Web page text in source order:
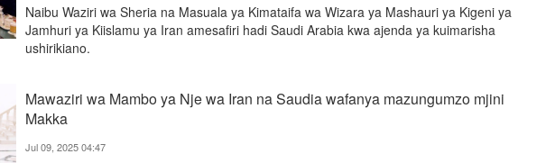
Naibu Waziri wa Sheria na Masuala ya Kimataifa wa Wizara ya Mashauri ya Kigeni ya
Jamhuri ya Kiislamu ya Iran amesafiri hadi Saudi Arabia kwa ajenda ya kuimarisha
ushirikiano.
Mawaziri wa Mambo ya Nje wa Iran na Saudia wafanya mazungumzo mjini
Makka
Jul 09, 2025 04:47